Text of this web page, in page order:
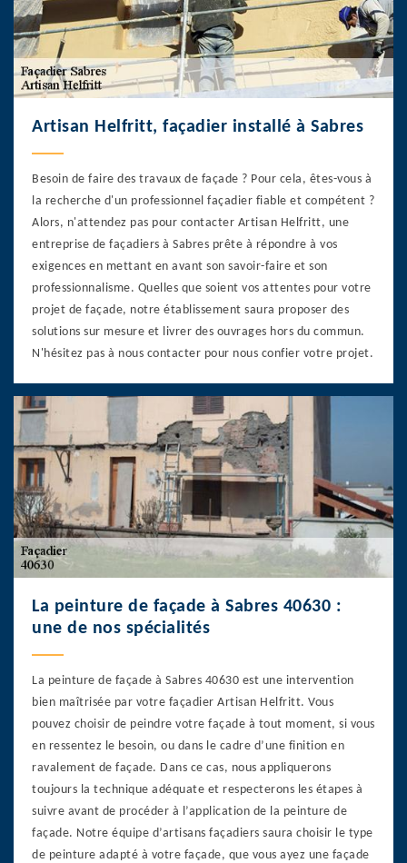
Artisan Helfritt, façadier installé à Sabres
Besoin de faire des travaux de façade ? Pour cela, êtes-vous à
la recherche d'un professionnel façadier fiable et compétent ?
Alors, n'attendez pas pour contacter Artisan Helfritt, une
entreprise de façadiers à Sabres prête à répondre à vos
exigences en mettant en avant son savoir-faire et son
professionnalisme. Quelles que soient vos attentes pour votre
projet de façade, notre établissement saura proposer des
solutions sur mesure et livrer des ouvrages hors du commun.
N'hésitez pas à nous contacter pour nous confier votre projet.
La peinture de façade à Sabres 40630 :
une de nos spécialités
La peinture de façade à Sabres 40630 est une intervention
bien maîtrisée par votre façadier Artisan Helfritt. Vous
pouvez choisir de peindre votre façade à tout moment, si vous
en ressentez le besoin, ou dans le cadre d’une finition en
ravalement de façade. Dans ce cas, nous appliquerons
toujours la technique adéquate et respecterons les étapes à
suivre avant de procéder à l’application de la peinture de
façade. Notre équipe d’artisans façadiers saura choisir le type
de peinture adapté à votre façade, que vous ayez une façade